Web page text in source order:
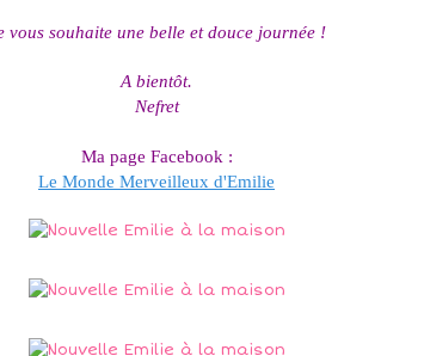
vous souhaite une belle et douce journée !
A bientôt.
Nefret
Ma page Facebook :
Le Monde Merveilleux d'Emilie